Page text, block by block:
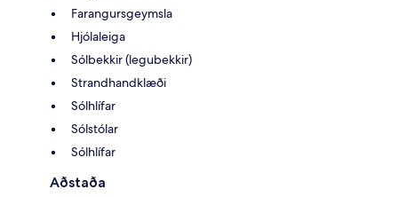
Farangursgeymsla
Hjólaleiga
Sólbekkir (legubekkir)
Strandhandklæði
Sólhlífar
Sólstólar
Sólhlífar
Aðstaða